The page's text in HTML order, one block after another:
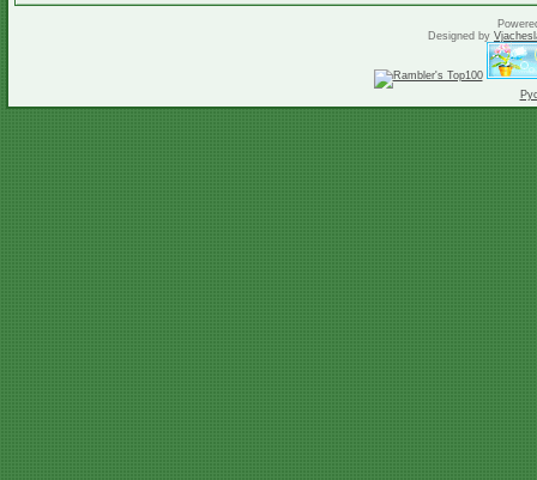
Designed by